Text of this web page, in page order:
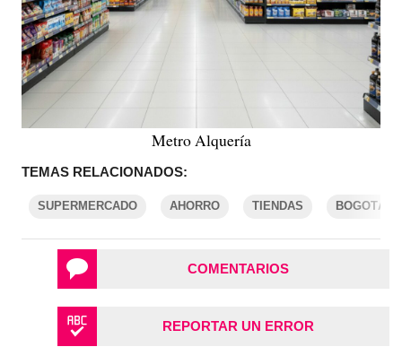
Metro Alquería
TEMAS RELACIONADOS:
SUPERMERCADO AHORRO TIENDAS BOGOTÁ
COMENTARIOS
REPORTAR UN ERROR